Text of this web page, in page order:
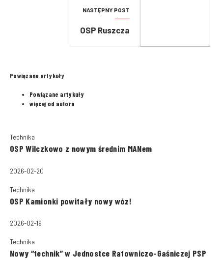
NASTĘPNY POST
OSP Ruszcza
Powiązane artykuły
Powiązane artykuły
więcej od autora
Technika
OSP Wilczkowo z nowym średnim MANem
2026-02-20
Technika
OSP Kamionki powitały nowy wóz!
2026-02-19
Technika
Nowy “technik” w Jednostce Ratowniczo-Gaśniczej PSP